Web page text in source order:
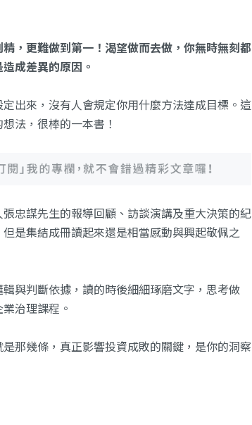
，更難做到第一！渴望做而去做，你無時無刻都
成差異的原因。
出來，沒有人會規定你用什麼方法達成目標。這
法，很棒的一本書！
忠謀先生的報導回顧、訪談演講及重大決策的紀
是集結成冊讀起來還是相當感動與興起敬佩之
與判斷依據，讀的時後細細琢磨文字，思考做
治理課程。
那幾條，真正影響投資成敗的關鍵，是你的洞察